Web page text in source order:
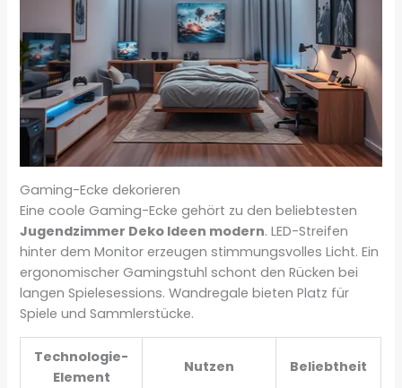
Gaming-Ecke dekorieren
Eine coole Gaming-Ecke gehört zu den beliebtesten
Jugendzimmer Deko Ideen modern. LED-Streifen
hinter dem Monitor erzeugen stimmungsvolles Licht. Ein
ergonomischer Gamingstuhl schont den Rücken bei
langen Spielesessions. Wandregale bieten Platz für
Spiele und Sammlerstücke.
Technologie-
Element
Nutzen Beliebtheit